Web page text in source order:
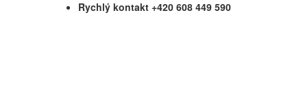
Rychlý kontakt +420 608 449 590